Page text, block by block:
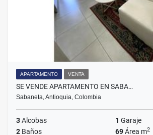
APARTAMENTO VENTA
SE VENDE APARTAMENTO EN SABA…
Sabaneta, Antioquia, Colombia
3Alcobas 1 Garaje
2 Baños 69Área m2